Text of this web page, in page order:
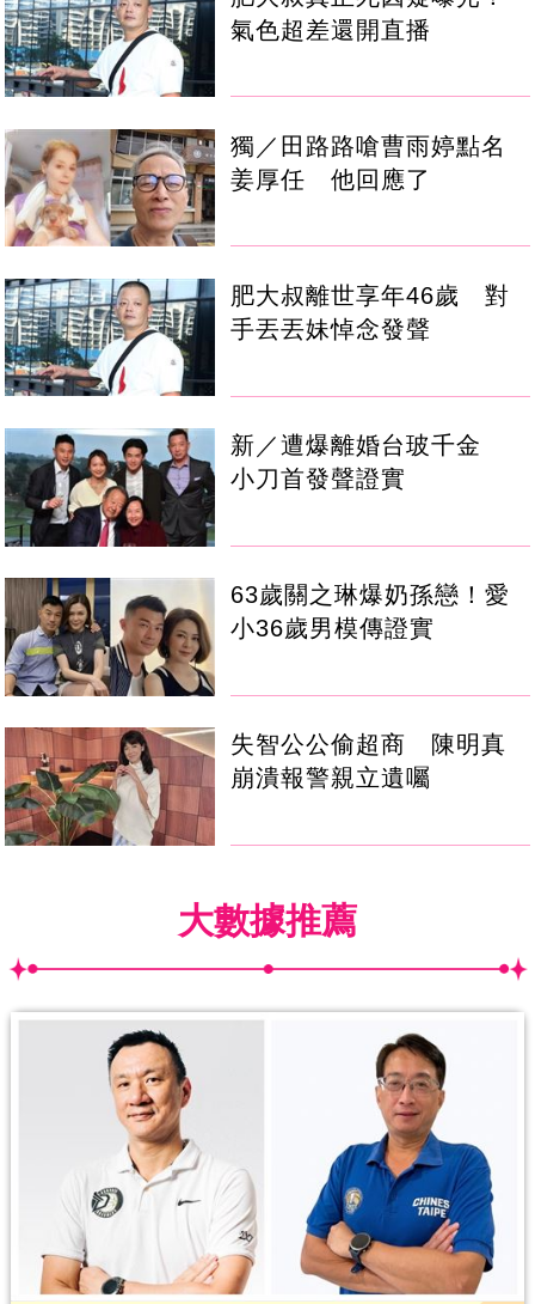
氣色超差還開直播
獨／田路路嗆曹雨婷點名
姜厚任 他回應了
肥大叔離世享年46歲 對
手丟丟妹悼念發聲
新／遭爆離婚台玻千金
小刀首發聲證實
63歲關之琳爆奶孫戀！愛
小36歲男模傳證實
失智公公偷超商 陳明真
崩潰報警親立遺囑
大數據推薦